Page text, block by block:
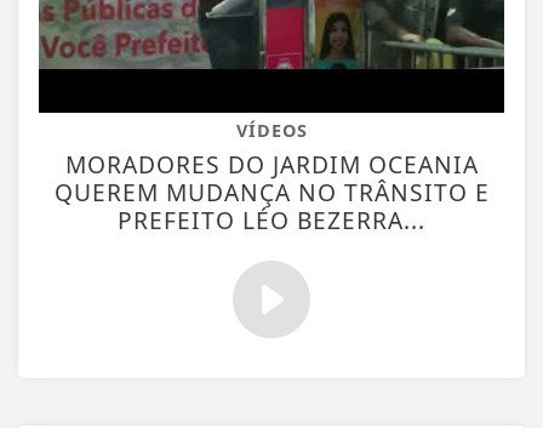
VÍDEOS
MORADORES DO JARDIM OCEANIA
QUEREM MUDANÇA NO TRÂNSITO E
PREFEITO LÉO BEZERRA...